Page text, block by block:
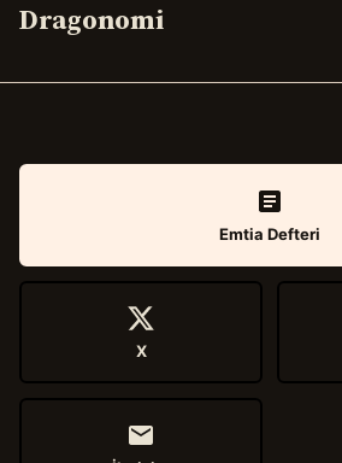
Dragonomi
Emtia Defteri
X